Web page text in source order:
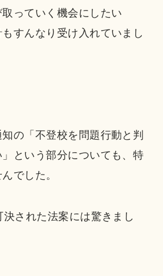
っていく機会にしたい
すんなり受け入れていまし
の「不登校を問題行動と判
という部分についても、特
でした。
決された法案には驚きまし